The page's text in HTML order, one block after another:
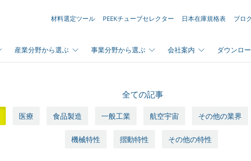
材料選定ツール PEEKチューブセレクター 日本在庫規格表 ブロ
産業分野から選ぶ 事業分野から選ぶ 会社案内 ダウンロ
全ての記事
医療 食品製造 一般工業 航空宇宙 その他の業界
機械特性 摺動特性 その他の特性